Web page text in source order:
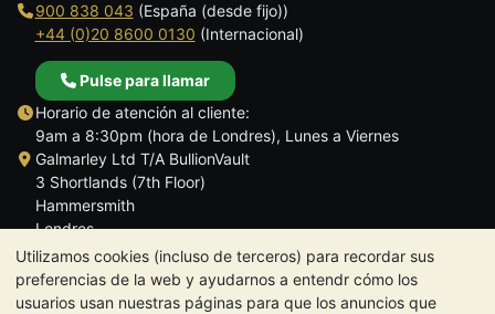
Utilizamos cookies (incluso de terceros) para recordar sus
preferencias de la web y ayudarnos a entendr cómo los
usuarios usan nuestras páginas para que los anuncios que
900 838 043 (España (desde fijo))
+44 (0)20 8600 0130 (Internacional)
Pulse para llamar
Horario de atención al cliente:
9am a 8:30pm (hora de Londres), Lunes a Viernes
Galmarley Ltd T/A BullionVault
3 Shortlands (7th Floor)
Hammersmith
Londres
W6 8DA
Reino Unido